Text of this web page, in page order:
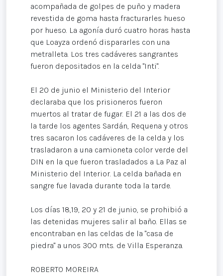
acompañada de golpes de puño y madera
revestida de goma hasta fracturarles hueso
por hueso. La agonía duró cuatro horas hasta
que Loayza ordenó dispararles con una
metralleta. Los tres cadáveres sangrantes
fueron depositados en la celda "Inti".
El 20 de junio el Ministerio del Interior
declaraba que los prisioneros fueron
muertos al tratar de fugar. El 21 a las dos de
la tarde los agentes Sardán, Requena y otros
tres sacaron los cadáveres de la celda y los
trasladaron a una camioneta color verde del
DIN en la que fueron trasladados a La Paz al
Ministerio del Interior. La celda bañada en
sangre fue lavada durante toda la tarde.
Los días 18,19, 20 y 21 de junio, se prohibió a
las detenidas mujeres salir al baño. Ellas se
encontraban en las celdas de la "casa de
piedra" a unos 300 mts. de Villa Esperanza.
ROBERTO MOREIRA